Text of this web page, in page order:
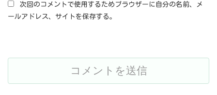
次回のコメントで使用するためブラウザーに自分の名前、メ
ールアドレス、サイトを保存する。